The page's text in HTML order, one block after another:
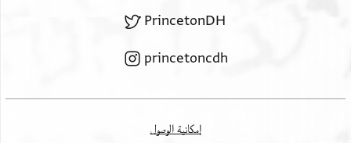
אלמת. .י ענא אן כנת
למא תעלמה מן גבאנה
בידי ואיצא אחתיא.
PrincetonDH
princetoncdh
إمكانية الوصول